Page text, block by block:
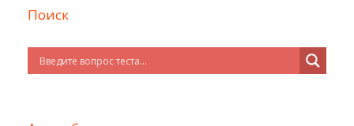
Поиск